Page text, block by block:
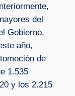
del
Gobierno,
año,
de
1.535
y los 2.215